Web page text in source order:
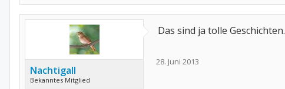
Nachtigall
Bekanntes Mitglied
Das sind ja tolle Geschichten.
28. Juni 2013